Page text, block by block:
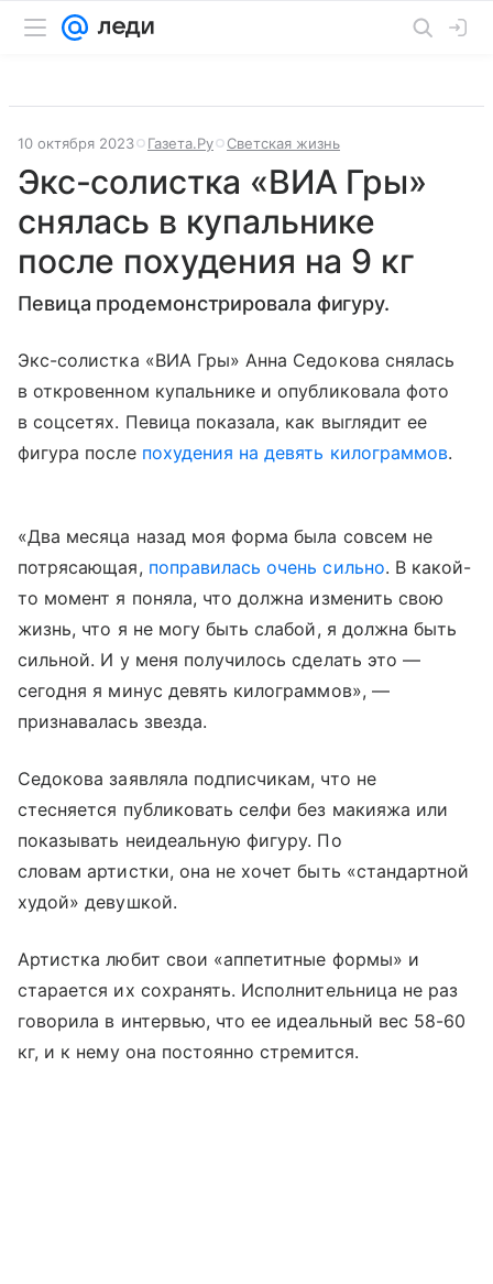
10 октября 2023 Газета.Ру Светская жизнь
Экс-солистка «ВИА Гры»
снялась в купальнике
после похудения на 9 кг
Певица продемонстрировала фигуру.
Экс-солистка «ВИА Гры» Анна Седокова снялась
в откровенном купальнике и опубликовала фото
в соцсетях. Певица показала, как выглядит ее
фигура после похудения на девять килограммов.
«Два месяца назад моя форма была совсем не
потрясающая, поправилась очень сильно. В какой-
то момент я поняла, что должна изменить свою
жизнь, что я не могу быть слабой, я должна быть
сильной. И у меня получилось сделать это —
сегодня я минус девять килограммов», —
признавалась звезда.
Седокова заявляла подписчикам, что не
стесняется публиковать селфи без макияжа или
показывать неидеальную фигуру. По
словам артистки, она не хочет быть «стандартной
худой» девушкой.
Артистка любит свои «аппетитные формы» и
старается их сохранять. Исполнительница не раз
говорила в интервью, что ее идеальный вес 58-60
кг, и к нему она постоянно стремится.